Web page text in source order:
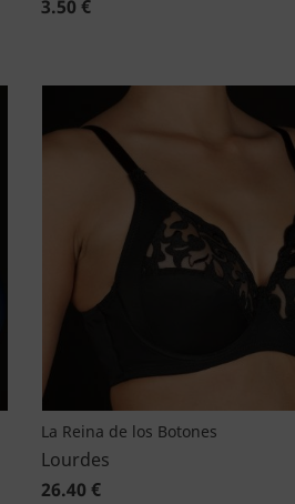
3.50 €
La Reina de los Botones
Lourdes
26.40 €